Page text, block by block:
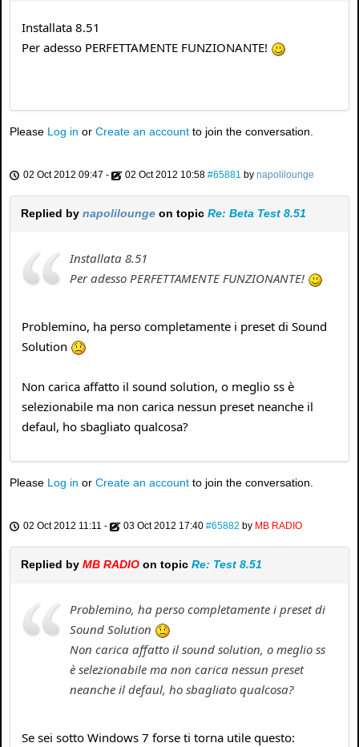
Installata 8.51
Per adesso PERFETTAMENTE FUNZIONANTE!
Please Log in or Create an account to join the conversation.
02 Oct 2012 09:47 - 02 Oct 2012 10:58 #65881 by napolilounge
Replied by napolilounge on topic Re: Beta Test 8.51
Installata 8.51
Per adesso PERFETTAMENTE FUNZIONANTE!
Problemino, ha perso completamente i preset di Sound
Solution
Non carica affatto il sound solution, o meglio ss è
selezionabile ma non carica nessun preset neanche il
defaul, ho sbagliato qualcosa?
Please Log in or Create an account to join the conversation.
02 Oct 2012 11:11 - 03 Oct 2012 17:40 #65882 by MB RADIO
Replied by MB RADIO on topic Re: Test 8.51
Problemino, ha perso completamente i preset di
Sound Solution
Non carica affatto il sound solution, o meglio ss
è selezionabile ma non carica nessun preset
neanche il defaul, ho sbagliato qualcosa?
Se sei sotto Windows 7 forse ti torna utile questo: